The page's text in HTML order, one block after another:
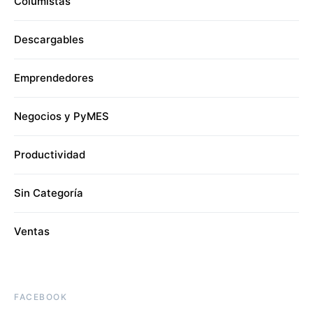
Descargables
Emprendedores
Negocios y PyMES
Productividad
Sin Categoría
Ventas
FACEBOOK